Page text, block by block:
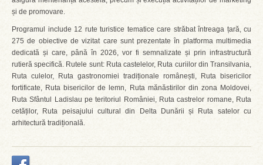
și de promovare.
Programul include 12 rute turistice tematice care străbat întreaga țară, cu
275 de obiective de vizitat care sunt prezentate în platforma multimedia
dedicată și care, până în 2026, vor fi semnalizate și prin infrastructură
rutieră specifică. Rutele sunt: Ruta castelelor, Ruta curiilor din Transilvania,
Ruta culelor, Ruta gastronomiei tradiționale românești, Ruta bisericilor
fortificate, Ruta bisericilor de lemn, Ruta mănăstirilor din zona Moldovei,
Ruta Sfântul Ladislau pe teritoriul României, Ruta castrelor romane, Ruta
cetăților, Ruta peisajului cultural din Delta Dunării și Ruta satelor cu
arhitectură tradițională.